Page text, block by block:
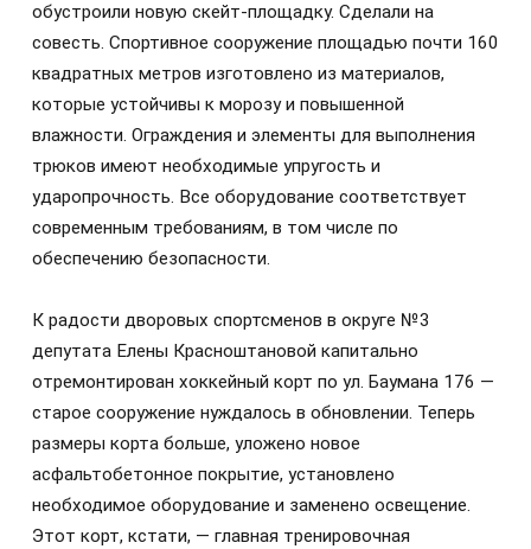
обустроили новую скейт-площадку. Сделали на
совесть. Спортивное сооружение площадью почти 160
квадратных метров изготовлено из материалов,
которые устойчивы к морозу и повышенной
влажности. Ограждения и элементы для выполнения
трюков имеют необходимые упругость и
ударопрочность. Все оборудование соответствует
современным требованиям, в том числе по
обеспечению безопасности.
К радости дворовых спортсменов в округе №3
депутата Елены Красноштановой капитально
отремонтирован хоккейный корт по ул. Баумана 176 —
старое сооружение нуждалось в обновлении. Теперь
размеры корта больше, уложено новое
асфальтобетонное покрытие, установлено
необходимое оборудование и заменено освещение.
Этот корт, кстати, — главная тренировочная